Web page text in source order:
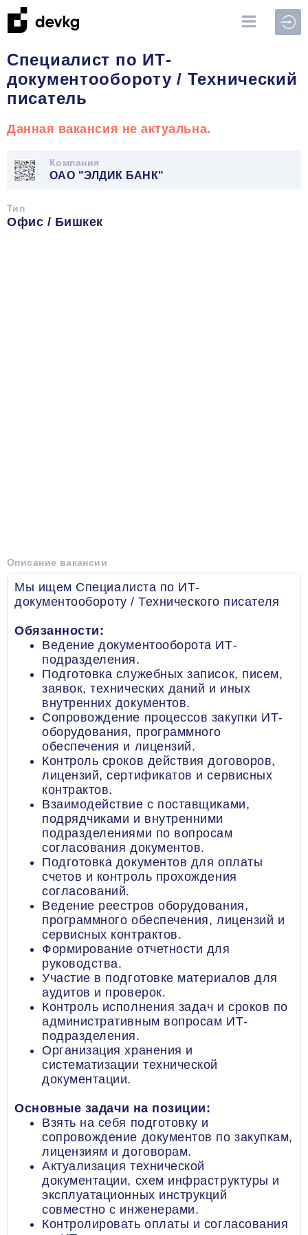
Специалист по ИТ-
документообороту / Технический
писатель
Данная вакансия не актуальна.
Компания
ОАО "ЭЛДИК БАНК"
Тип
Офис / Бишкек
Описание вакансии
Мы ищем Специалиста по ИТ-
документообороту / Технического писателя
Обязанности:
Ведение документооборота ИТ-
подразделения.
Подготовка служебных записок, писем,
заявок, технических даний и иных
внутренних документов.
Сопровождение процессов закупки ИТ-
оборудования, программного
обеспечения и лицензий.
Контроль сроков действия договоров,
лицензий, сертификатов и сервисных
контрактов.
Взаимодействие с поставщиками,
подрядчиками и внутренними
подразделениями по вопросам
согласования документов.
Подготовка документов для оплаты
счетов и контроль прохождения
согласований.
Ведение реестров оборудования,
программного обеспечения, лицензий и
сервисных контрактов.
Формирование отчетности для
руководства.
Участие в подготовке материалов для
аудитов и проверок.
Контроль исполнения задач и сроков по
административным вопросам ИТ-
подразделения.
Организация хранения и
систематизации технической
документации.
Основные задачи на позиции:
Взять на себя подготовку и
сопровождение документов по закупкам,
лицензиям и договорам.
Актуализация технической
документации, схем инфраструктуры и
эксплуатационных инструкций
совместно с инженерами.
Контролировать оплаты и согласования